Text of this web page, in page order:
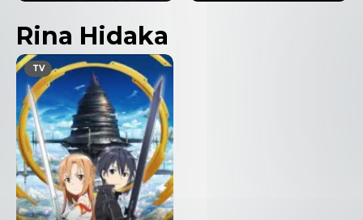
Rina Hidaka
TV